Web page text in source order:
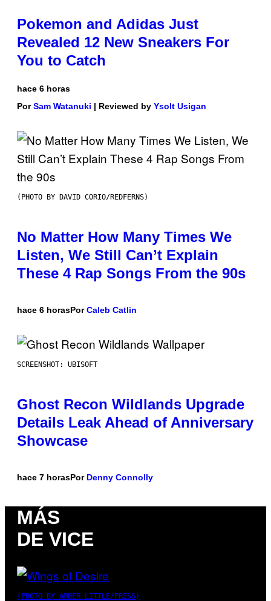
Pokemon and Adidas Just
Revealed 12 New Sneakers For
You to Catch
hace 6 horas
PorSam Watanuki | Reviewed by Ysolt Usigan
(PHOTO BY DAVID CORIO/REDFERNS)
No Matter How Many Times We
Listen, We Still Can’t Explain
These 4 Rap Songs From the 90s
hace 6 horasPorCaleb Catlin
SCREENSHOT: UBISOFT
Ghost Recon Wildlands Upgrade
Details Leak Ahead of Anniversary
Showcase
hace 7 horasPor Denny Connolly
MÁS
DE VICE
(PHOTO BY AMBER LITTLE/PRESS)